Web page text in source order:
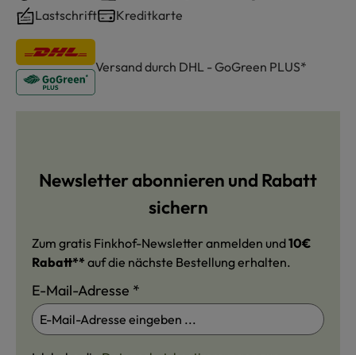
Lastschrift
Kreditkarte
Versand durch DHL - GoGreen PLUS*
Newsletter abonnieren und Rabatt
sichern
Zum gratis Finkhof-Newsletter anmelden und10€
Rabatt** auf die nächste Bestellung erhalten.
E-Mail-Adresse *